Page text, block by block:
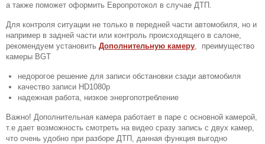
а также поможет оформить Европротокол в случае ДТП.
Для контроля ситуации не только в передней части автомобиля, но и
например в задней части или контроль происходящего в салоне,
рекомендуем установить Дополнительную камеру, преимущество
камеры BGT
недорогое решение для записи обстановки сзади автомобиля
качество записи HD1080p
надежная работа, низкое энергопотребление
Важно! Дополнительная камера работает в паре с основной камерой,
т.е дает возможность смотреть на видео сразу запись с двух камер,
что очень удобно при разборе ДТП, данная функция выгодно